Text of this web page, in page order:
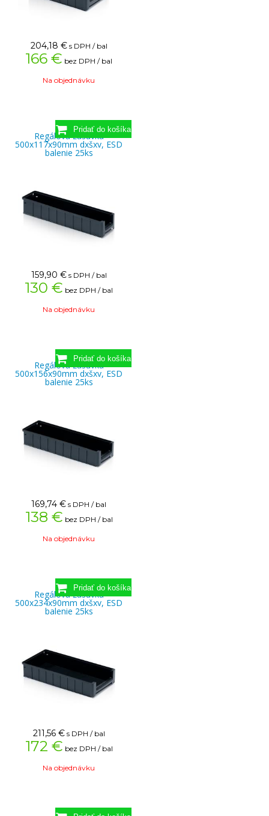
204,18 € s DPH / bal
166 € bez DPH / bal
Na objednávku
Regálová zásuvka
500x117x90mm dxšxv, ESD
balenie 25ks
159,90 € s DPH / bal
130 € bez DPH / bal
Na objednávku
Regálová zásuvka
500x156x90mm dxšxv, ESD
balenie 25ks
169,74 € s DPH / bal
138 € bez DPH / bal
Na objednávku
Regálová zásuvka
500x234x90mm dxšxv, ESD
balenie 25ks
211,56 € s DPH / bal
172 € bez DPH / bal
Na objednávku